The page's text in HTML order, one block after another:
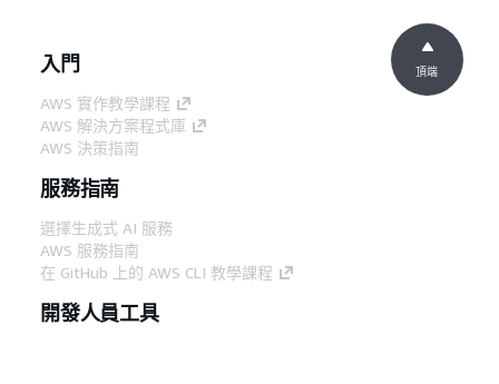
入門
AWS 實作教學課程
AWS 解決方案程式庫
AWS 決策指南
服務指南
選擇生成式 AI 服務
AWS 服務指南
在 GitHub 上的 AWS CLI 教學課程
開發人員工具
頂端